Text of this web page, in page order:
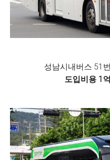
성남시내버스 51
도입비용 1